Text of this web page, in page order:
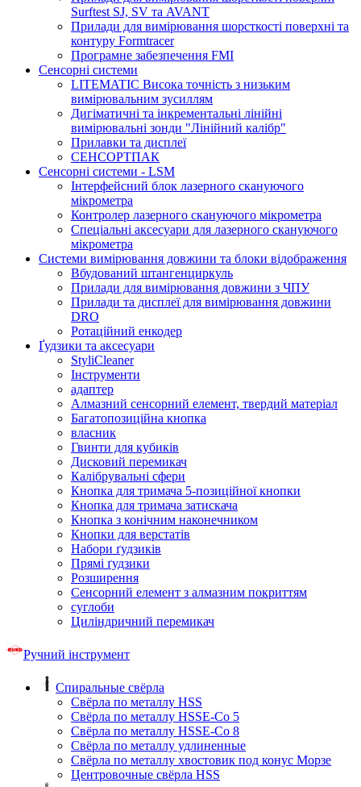
Surftest SJ, SV та AVANT
Прилади для вимірювання шорсткості поверхні та
контуру Formtracer
Програмне забезпечення FMI
Сенсорні системи
LITEMATIC Висока точність з низьким
вимірювальним зусиллям
Дигіматичні та інкрементальні лінійні
вимірювальні зонди "Лінійний калібр"
Прилавки та дисплеї
СЕНСОРТПАК
Сенсорні системи - LSM
Інтерфейсний блок лазерного скануючого
мікрометра
Контролер лазерного скануючого мікрометра
Спеціальні аксесуари для лазерного скануючого
мікрометра
Системи вимірювання довжини та блоки відображення
Вбудований штангенциркуль
Прилади для вимірювання довжини з ЧПУ
Прилади та дисплеї для вимірювання довжини
DRO
Ротаційний енкодер
Ґудзики та аксесуари
StyliCleaner
Інструменти
адаптер
Алмазний сенсорний елемент, твердий матеріал
Багатопозиційна кнопка
власник
Гвинти для кубиків
Дисковий перемикач
Калібрувальні сфери
Кнопка для тримача 5-позиційної кнопки
Кнопка для тримача затискача
Кнопка з конічним наконечником
Кнопки для верстатів
Набори ґудзиків
Прямі ґудзики
Розширення
Сенсорний елемент з алмазним покриттям
суглоби
Циліндричний перемикач
Ручний інструмент
Спиральные свёрла
Свёрла по металлу HSS
Свёрла по металлу HSSE-Co 5
Свёрла по металлу HSSE-Co 8
Свёрла по металлу удлиненные
Свёрла по металлу хвостовик под конус Морзе
Центровочные свёрла HSS